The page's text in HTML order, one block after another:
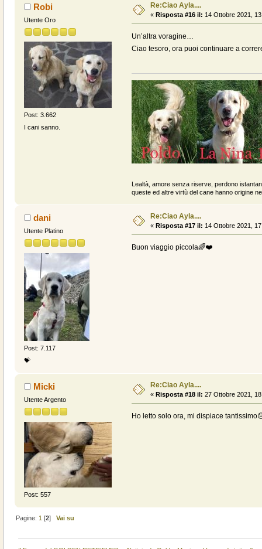
Robi
Utente Oro
Post: 3.662
I cani sanno.
Re:Ciao Ayla....
« Risposta #16 il: 14 Ottobre 2021,
Un’altra voragine…
Ciao tesoro, ora puoi continuare a
Lealtà, amore senza riserve, perdono
queste ed altre virtù del cane hanno origine
dani
Utente Platino
Post: 7.117
💝
Re:Ciao Ayla....
« Risposta #17 il: 14 Ottobre 2021,
Buon viaggio piccola🌈❤️
Micki
Utente Argento
Post: 557
Re:Ciao Ayla....
« Risposta #18 il: 27 Ottobre 2021,
Ho letto solo ora, mi dispiace
Pagine: 1 [2]Vai su